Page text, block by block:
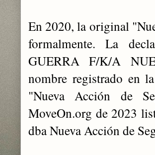
En 2020, la original
formalmente. La
GUERRA F/K/A
nombre registrado en
"Nueva Acción de
MoveOn.org de 2023
dba Nueva Acción de